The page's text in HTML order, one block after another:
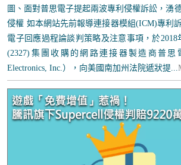
圖、面對普思電子提起兩波專利侵權訴訟，湧
侵權 如本網站先前報導連接器模組(ICM)專利
電子回應過程論談判策略及注意事項，於2018
(2327)集團收購的網路連接器製造商普思
Electronics, Inc.），向美國南加州法院遞狀提...